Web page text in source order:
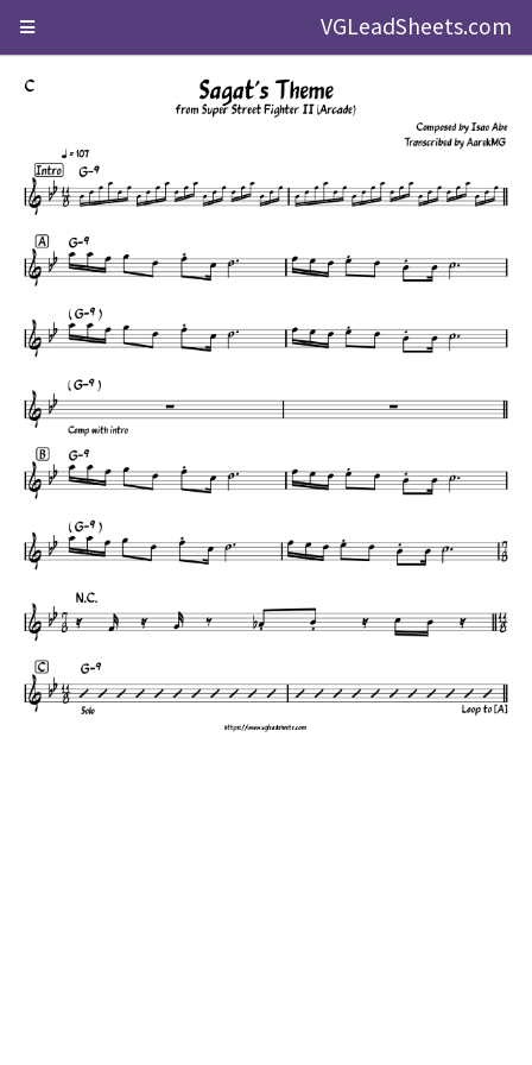
VGLeadSheets.com